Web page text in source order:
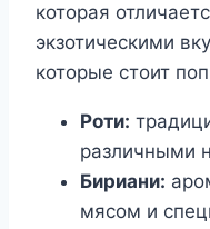
которая
экзотическими
которые стоит
Роти:
различными
Бириани:
мясом и